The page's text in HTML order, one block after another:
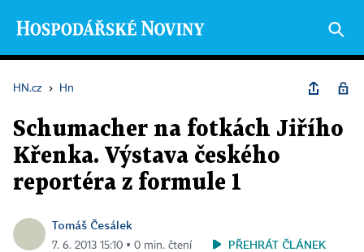
HN.cz › Hn
Schumacher na fotkách Jiřího
Křenka. Výstava českého
reportéra z formule 1
Tomáš Česálek
7. 6. 2013 15:10 ▪ 0 min. čtení PŘEHRÁT ČLÁNEK